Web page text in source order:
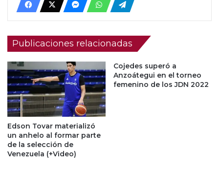
Publicaciones relacionadas
Edson Tovar materializó
un anhelo al formar parte
de la selección de
Venezuela (+Video)
Cojedes superó a
Anzoátegui en el torneo
femenino de los JDN 2022